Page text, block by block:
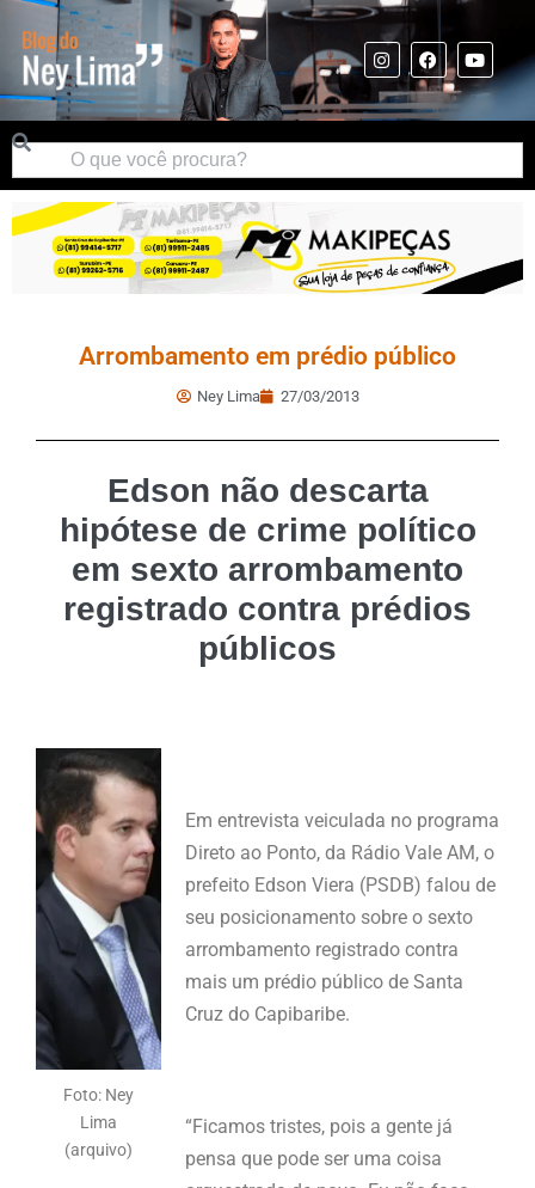
Arrombamento em prédio público
Ney Lima 27/03/2013
Edson não descarta
hipótese de crime político
em sexto arrombamento
registrado contra prédios
públicos
Foto: Ney
Lima
(arquivo)
Em entrevista veiculada no programa
Direto ao Ponto, da Rádio Vale AM, o
prefeito Edson Viera (PSDB) falou de
seu posicionamento sobre o sexto
arrombamento registrado contra
mais um prédio público de Santa
Cruz do Capibaribe.
“Ficamos tristes, pois a gente já
pensa que pode ser uma coisa